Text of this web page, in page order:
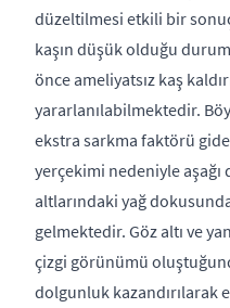
düzeltilmesi etkili bir
kaşın düşük olduğu
önce ameliyatsız kaş
yararlanılabilmektedir.
ekstra sarkma faktörü
yerçekimi nedeniyle aşağı
altlarındaki yağ
gelmektedir. Göz altı ve
çizgi görünümü
dolgunluk kazandırılarak